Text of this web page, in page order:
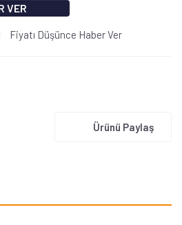
VER
Fiyatı Düşünce Haber Ver
Ürünü Paylaş